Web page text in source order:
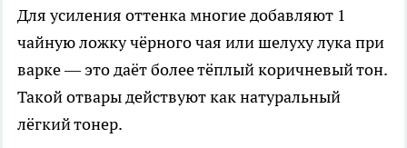
Для усиления оттенка многие добавляют 1
чайную ложку чёрного чая или шелуху лука при
варке — это даёт более тёплый коричневый тон.
Такой отвары действуют как натуральный
лёгкий тонер.